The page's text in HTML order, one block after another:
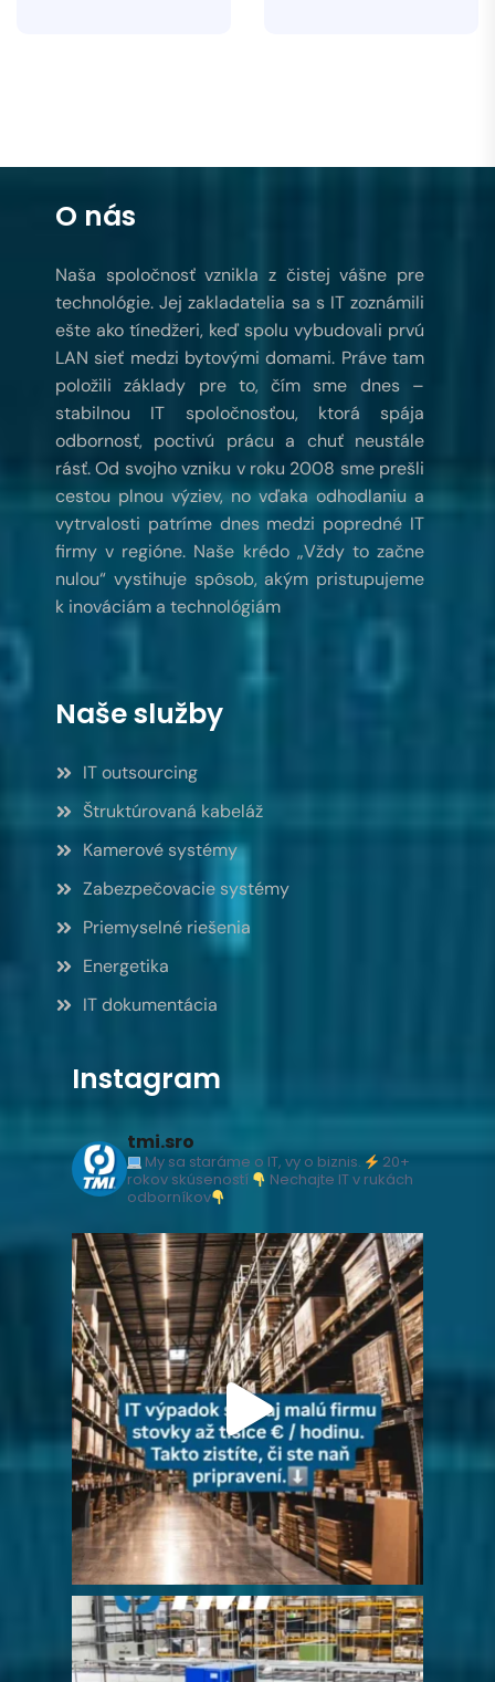
O nás
Naša spoločnosť vznikla z čistej vášne pre
technológie. Jej zakladatelia sa s IT zoznámili
ešte ako tínedžeri, keď spolu vybudovali prvú
LAN sieť medzi bytovými domami. Práve tam
položili základy pre to, čím sme dnes –
stabilnou IT spoločnosťou, ktorá spája
odbornosť, poctivú prácu a chuť neustále
rásť. Od svojho vzniku v roku 2008 sme prešli
cestou plnou výziev, no vďaka odhodlaniu a
vytrvalosti patríme dnes medzi popredné IT
firmy v regióne. Naše krédo „Vždy to začne
nulou“ vystihuje spôsob, akým pristupujeme
k inováciám a technológiám
Naše služby
IT outsourcing
Štruktúrovaná kabeláž
Kamerové systémy
Zabezpečovacie systémy
Priemyselné riešenia
Energetika
IT dokumentácia
Instagram
tmi.sro
My sa staráme o IT, vy o biznis.
20+
rokov skúseností
Nechajte IT v rukách
odborníkov